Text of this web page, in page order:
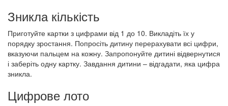
Зникла кількість
Приготуйте картки з цифрами від 1 до 10. Викладіть їх у
порядку зростання. Попросіть дитину перерахувати всі цифри,
вказуючи пальцем на кожну. Запропонуйте дитині відвернутися
і заберіть одну картку. Завдання дитини – відгадати, яка цифра
зникла.
Цифрове лото